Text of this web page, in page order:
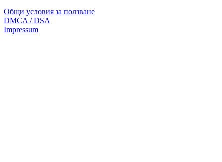
Общи условия за ползване
DMCA / DSA
Impressum